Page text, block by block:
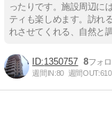
ったりです。施設周辺に
ティも楽しめます。訪れ
れさせてくれる、自然と
1350757 8
週間IN:80 週間OUT:610